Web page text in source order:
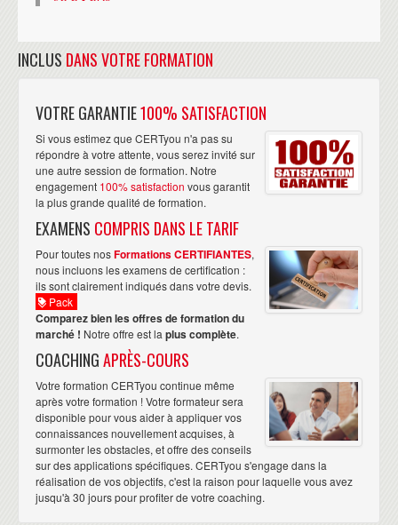
INCLUS DANS VOTRE FORMATION
VOTRE GARANTIE100% SATISFACTION
Si vous estimez que CERTyou n'a pas su
répondre à votre attente, vous serez invité sur
une autre session de formation. Notre
engagement 100% satisfaction vous garantit
la plus grande qualité de formation.
EXAMENS COMPRIS DANS LE TARIF
Pour toutes nosFormations CERTIFIANTES,
nous incluons les examens de certification :
ils sont clairement indiqués dans votre devis.
Pack
Comparez bien les offres de formation du
marché ! Notre offre est la plus complète.
COACHINGAPRÈS-COURS
Votre formation CERTyou continue même
après votre formation ! Votre formateur sera
disponible pour vous aider à appliquer vos
connaissances nouvellement acquises, à
surmonter les obstacles, et offre des conseils
sur des applications spécifiques. CERTyou s'engage dans la
réalisation de vos objectifs, c'est la raison pour laquelle vous avez
jusqu'à 30 jours pour profiter de votre coaching.